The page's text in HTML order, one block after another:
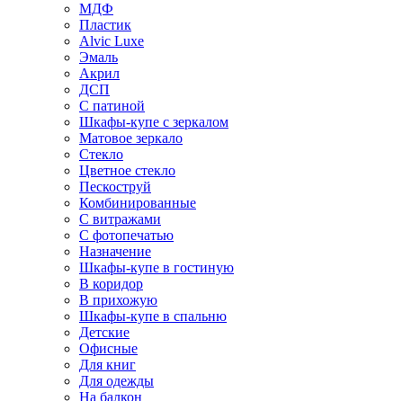
МДФ
Пластик
Alvic Luxe
Эмаль
Акрил
ДСП
С патиной
Шкафы-купе с зеркалом
Матовое зеркало
Стекло
Цветное стекло
Пескоструй
Комбинированные
С витражами
С фотопечатью
Назначение
Шкафы-купе в гостиную
В коридор
В прихожую
Шкафы-купе в спальню
Детские
Офисные
Для книг
Для одежды
На балкон